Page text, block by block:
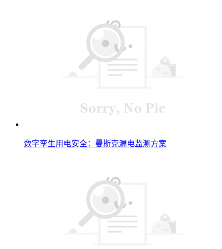
数字孪生用电安全：曼斯克漏电监测方案